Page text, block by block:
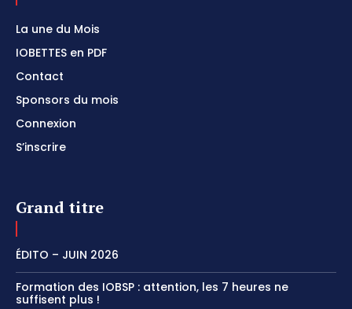
La une du Mois
IOBETTES en PDF
Contact
Sponsors du mois
Connexion
S’inscrire
Grand titre
ÉDITO – JUIN 2026
Formation des IOBSP : attention, les 7 heures ne
suffisent plus !